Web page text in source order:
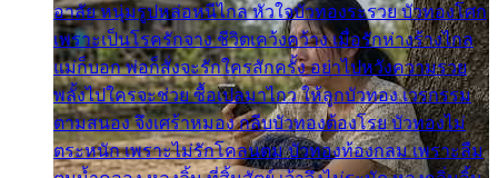
อาลัย หนุ่มรูปหล่อหนีไกล หัวใจบัวทองระรวย บัวทองโศก
เพราะเป็นโรครักจาง ชีวิตเคว้งคว้าง เมื่อรักห่างร้างไกล
แม่ก็บอก พ่อก็สั่งจะรักใครสักครั้ง อย่าไปหวังความรวย
พลั้งไปใครจะช่วย ซื้อเปลมาไกว ให้ลูกบัวทอง เวรกรรม
ตามสนอง จึงเศร้าหมอง กลีบบัวทองต้องโรย บัวทองไม่
ตระหนัก เพราะไม่รักโคลนตม บัวทองท้องกลม เพราะลืม